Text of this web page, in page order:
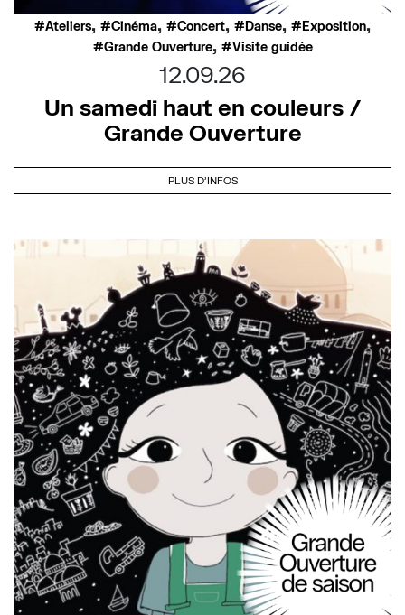
Ateliers, Cinéma, Concert, Danse, Exposition,
Grande Ouverture, Visite guidée
12.09.26
Un samedi haut en couleurs /
Grande Ouverture
PLUS D'INFOS